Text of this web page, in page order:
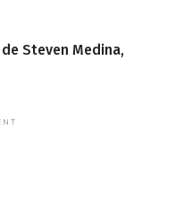
Steven Medina,